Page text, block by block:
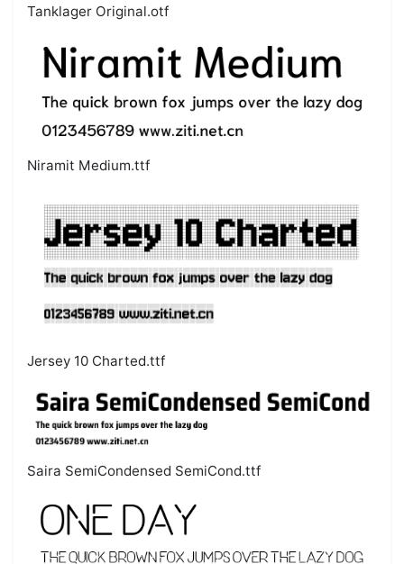
Tanklager Original.otf
Niramit Medium.ttf
Jersey 10 Charted.ttf
Saira SemiCondensed SemiCond.ttf